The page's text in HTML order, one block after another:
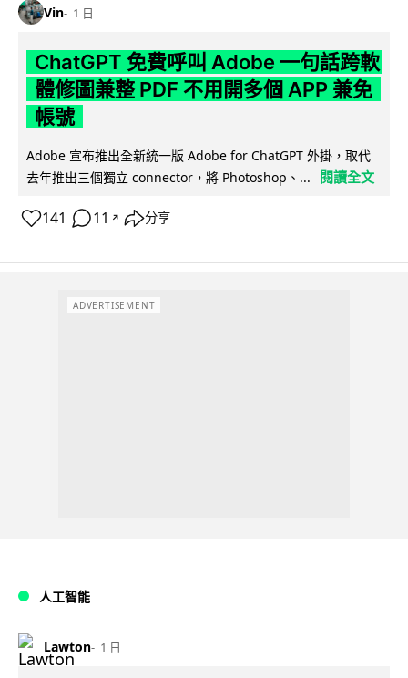
Vin 1 日
ChatGPT 免費呼叫 Adobe 一句話跨軟
體修圖兼整 PDF 不用開多個 APP 兼免
帳號
Adobe 宣布推出全新統一版 Adobe for ChatGPT 外掛，取代
去年推出三個獨立 connector，將 Photoshop、...
閱讀全文
141 11 ↗ 分享
ADVERTISEMENT
人工智能
Lawton 1 日